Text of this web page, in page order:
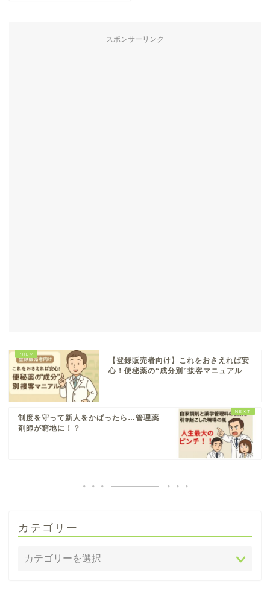
スポンサーリンク
【登録販売者向け】これをおさえれば安
心！便秘薬の“成分別”接客マニュアル
制度を守って新人をかばったら…管理薬
剤師が窮地に！？
カテゴリー